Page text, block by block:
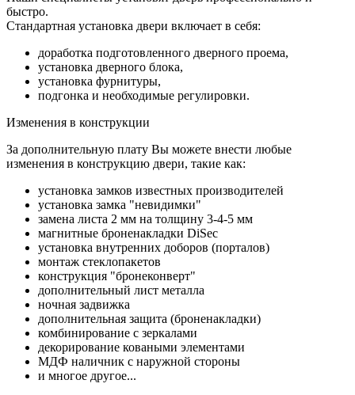
быстро.
Стандартная установка двери включает в себя:
доработка подготовленного дверного проема,
установка дверного блока,
установка фурнитуры,
подгонка и необходимые регулировки.
Изменения в конструкции
За дополнительную плату Вы можете внести любые
изменения в конструкцию двери, такие как:
установка замков известных производителей
установка замка "невидимки"
замена листа 2 мм на толщину 3-4-5 мм
магнитные броненакладки DiSec
установка внутренних доборов (порталов)
монтаж стеклопакетов
конструкция "бронеконверт"
дополнительный лист металла
ночная задвижка
дополнительная защита (броненакладки)
комбинирование с зеркалами
декорирование коваными элементами
МДФ наличник с наружной стороны
и многое другое...